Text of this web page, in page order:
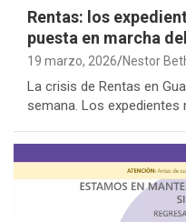
Rentas: los
puesta en marcha
19 marzo, 2026 Nestor
La crisis de Rentas en
semana. Los expedientes